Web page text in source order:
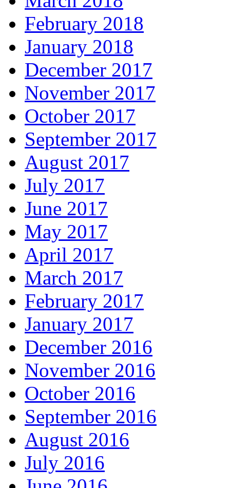
February 2018
January 2018
December 2017
November 2017
October 2017
September 2017
August 2017
July 2017
June 2017
May 2017
April 2017
March 2017
February 2017
January 2017
December 2016
November 2016
October 2016
September 2016
August 2016
July 2016